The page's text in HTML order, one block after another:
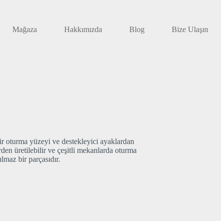
Mağaza Hakkımızda Blog Bize Ulaşın
oturma yüzeyi ve destekleyici ayaklardan
üretilebilir ve çeşitli mekanlarda oturma
bir parçasıdır.